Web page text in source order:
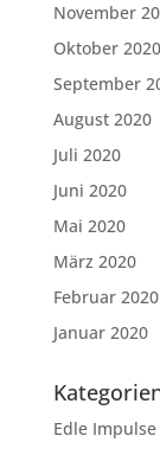
November
Oktober 2020
September
August 2020
Juli 2020
Juni 2020
Mai 2020
März 2020
Februar 2020
Januar 2020
Edle Impulse